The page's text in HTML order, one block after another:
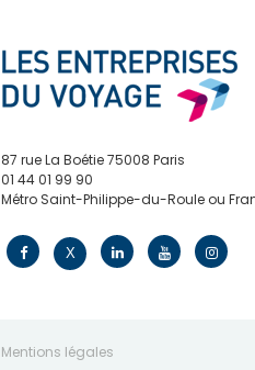
87 rue La Boétie 75008 Paris
01 44 01 99 90
Métro Saint-Philippe-du-Roule ou
X
Mentions légales